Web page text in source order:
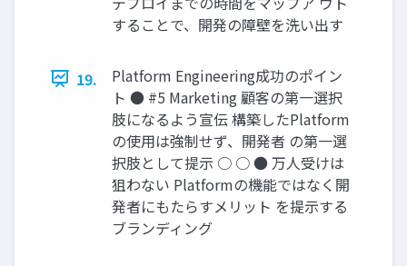
することで、開発の障壁を洗い出す
19.
Platform Engineering成功のポイン
ト ● #5 Marketing 顧客の第一選択
肢になるよう宣伝 構築したPlatform
の使用は強制せず、開発者 の第一選
択肢として提示 ○ ○ ● 万人受けは
狙わない Platformの機能ではなく開
発者にもたらすメリット を提示する
ブランディング